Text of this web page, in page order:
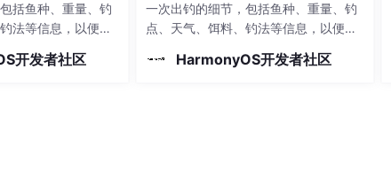
括鱼种、重量、钓
法等信息，以便长
ArkTS 声
开发者社区
一次出钓的细节，包括鱼种、重量、钓
点、天气、饵料、钓法等信息，以便长
入剖析一款基于 HarmonyOS ArkTS 声
HarmonyOS开发者社区